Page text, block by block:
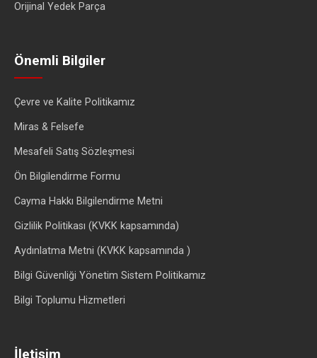
Orijinal Yedek Parça
Önemli Bilgiler
Çevre ve Kalite Politikamız
Miras & Felsefe
Mesafeli Satış Sözleşmesi
Ön Bilgilendirme Formu
Cayma Hakkı Bilgilendirme Metni
Gizlilik Politikası (KVKK kapsamında)
Aydınlatma Metni (KVKK kapsamında )
Bilgi Güvenliği Yönetim Sistem Politikamız
Bilgi Toplumu Hizmetleri
İletişim